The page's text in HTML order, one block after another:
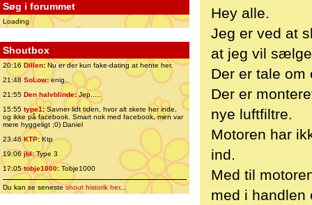
Søg i forummet
Loading
Shoutbox
20:16 Dillen: Nu er der kun fake-dating at hente her.
21:48 SoLow:enig..
21:55 Den halvblinde:Jep.....
15:55 type1:Savner lidt tiden, hvor alt skete her inde,
og ikke på facebook. Smart nok med facebook, men var
mere hyggeligt ;0) Daniel
23:46 KTP:Ktp
19:06jbl:Type 3
17:05tobje1000: Tobje1000
Du kan se senesteshout historik her...
Hey alle.
Jeg er ved at
at jeg vil
Der er tale om
Der er
nye luftfiltre.
Motoren har
ind.
Med til
med i handlen